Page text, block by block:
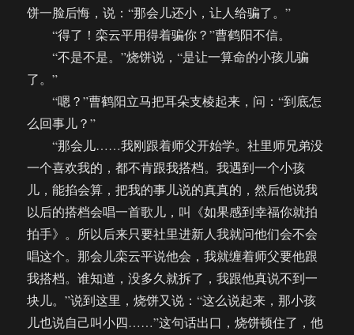
饼一脸后悔，说：“那会儿还小，让人给骗了。”
“得了！栾云平用得着骗你？”曹鹤阳不信。
“不是不是。”烧饼说，“是让一算命的小孩儿骗
了。”
“嗯？”曹鹤阳立马把耳朵支棱起来，问：“到底怎
么回事儿？”
“那会儿……我刚跟着师父开始学。社里师兄弟没
一个喜欢我的，都不肯跟我搭档。我遇到一个小孩
儿，能掐会算，把我的事儿说的真真的，然后他说我
以后的搭档会唱一首歌儿，叫《如果感到幸福你就拍
拍手》。所以后来只要社里进新人我就问他们会不会
唱这个。那会儿栾云平说他会，我就缠着师父要他跟
我搭档。谁知道，没多久就拆了，我跟他真说不到一
块儿。”说到这里，烧饼又说：“这么说起来，那小孩
儿也说自己叫小四……”这句话出口，烧饼顿住了，他